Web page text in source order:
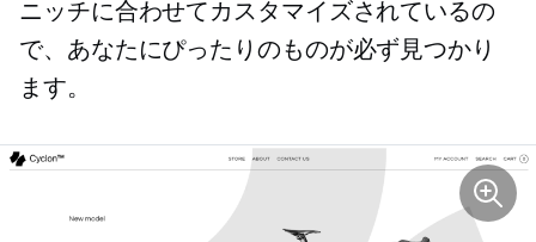
ニッチに合わせてカスタマイズされているの
で、あなたにぴったりのものが必ず見つかり
ます。